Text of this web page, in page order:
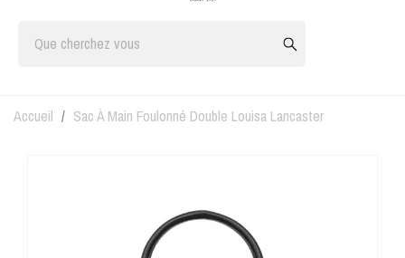
Accueil Sac À Main Foulonné Double Louisa Lancaster